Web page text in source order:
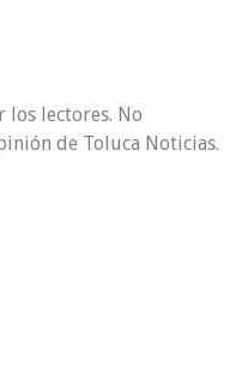
los lectores. No
de Toluca Noticias.